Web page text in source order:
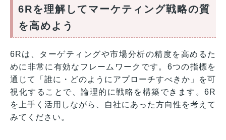
6Rを理解してマーケティング戦略の質
を高めよう
6Rは、ターゲティングや市場分析の精度を高めるた
めに非常に有効なフレームワークです。6つの指標を
通じて「誰に・どのようにアプローチすべきか」を可
視化することで、論理的に戦略を構築できます。6R
を上手く活用しながら、自社にあった方向性を考えて
みてください。